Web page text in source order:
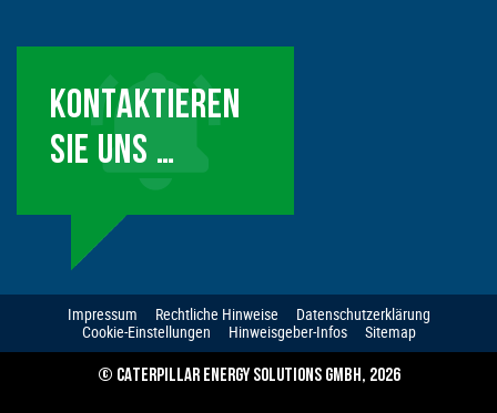
KONTAKTIEREN
SIE UNS …
Impressum Rechtliche Hinweise
Datenschutzerklärung
Cookie-Einstellungen
Hinweisgeber-Infos Sitemap
© CATERPILLAR ENERGY SOLUTIONS GMBH, 2026